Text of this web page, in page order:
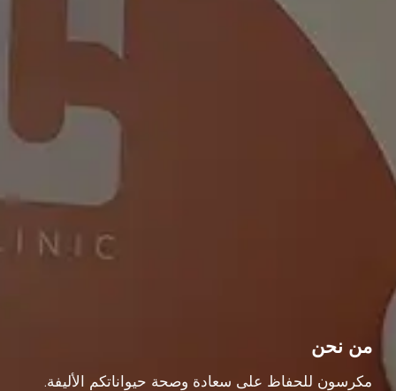
من نحن
مكرسون للحفاظ على سعادة وصحة حيواناتكم الأليفة.